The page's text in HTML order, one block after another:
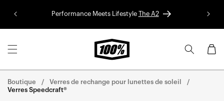
contenu
Performance Meets Lifestyle The A2
Panier
Boutique
Verres de rechange pour lunettes de soleil
Verres Speedcraft®